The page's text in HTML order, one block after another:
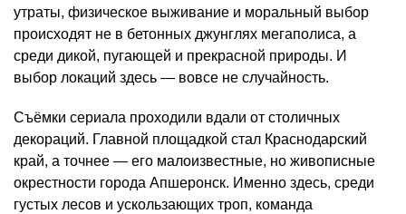
утраты, физическое выживание и моральный выбор
происходят не в бетонных джунглях мегаполиса, а
среди дикой, пугающей и прекрасной природы. И
выбор локаций здесь — вовсе не случайность.
Съёмки сериала проходили вдали от столичных
декораций. Главной площадкой стал Краснодарский
край, а точнее — его малоизвестные, но живописные
окрестности города Апшеронск. Именно здесь, среди
густых лесов и ускользающих троп, команда